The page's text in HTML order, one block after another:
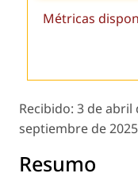
Métricas
Recibido: 3 de abril
septiembre de 2025
Resumo